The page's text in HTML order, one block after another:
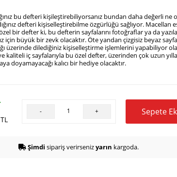
bu defteri kişileştirebiliyorsanız bundan daha değerli ne
defteri kişiselleştirebilme özgürlüğü sağlıyor. Macellan
bir defter ki, bu defterin sayfalarını fotoğraflar ya da
için büyük bir zevk olacaktır. Öte yandan çizgisiz beyaz
üzerinde dilediğiniz kişiselleştirme işlemlerini yapabiliyor
kaliteli iç sayfalarıyla bu özel defter, üzerinden çok uzun
doyamayacağı kalıcı bir hediye olacaktır.
TL
- + Sepete
Şimdi sipariş verirsenizyarın kargoda.